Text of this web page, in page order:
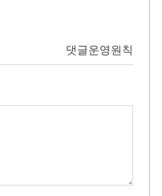
댓글운영원칙